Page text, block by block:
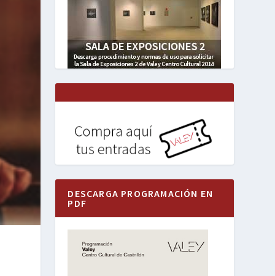
DESCARGA PROGRAMACIÓN EN
PDF